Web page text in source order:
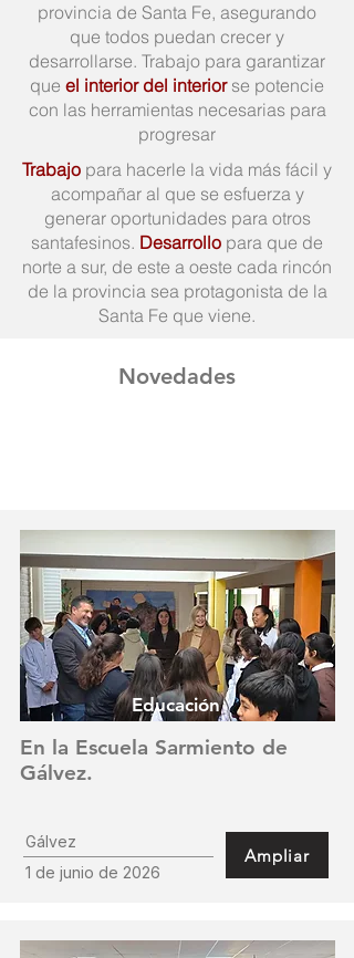
provincia de Santa Fe, asegurando
que todos puedan crecer y
desarrollarse. Trabajo para garantizar
que el interior del interiorse potencie
con las herramientas necesarias para
progresar
Trabajo para hacerle la vida más fácil y
acompañar al que se esfuerza y
generar oportunidades para otros
santafesinos. Desarrollo para que de
norte a sur, de este a oeste cada rincón
de la provincia sea protagonista de la
Santa Fe que viene.
Novedades
Educación
En la Escuela Sarmiento de
Gálvez.
Gálvez
1 de junio de 2026
Ampliar